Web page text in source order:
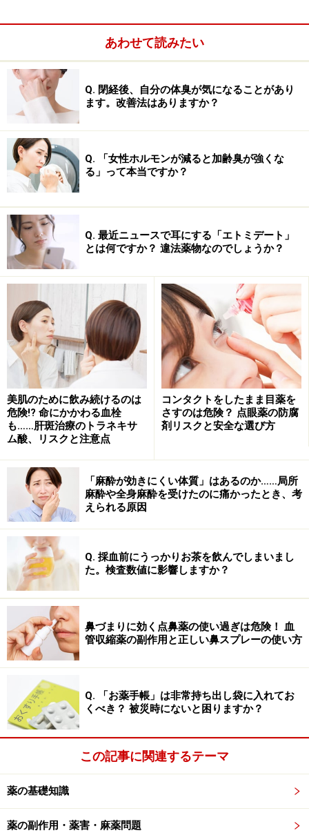
次のページに、コマーシャルなどでよく耳にする製品に
ついてご紹介しています！
※記事内容は執筆時点のものです。最新の内容をご確認くださ
い。
※当サイトにおける医師・医療従事者等による情報の提供は、診
断・治療行為ではありません。診断・治療を必要とする方は、適
切な医療機関での受診をおすすめいたします。記事内容は執筆者
個人の見解によるものであり、全ての方への有効性を保証するも
のではありません。当サイトで提供する情報に基づいて被ったい
かなる損害についても、当社、各ガイド、その他当社と契約した
情報提供者は一切の責任を負いかねます。
免責事項
1/2 次のページへ
あわせて読みたい
Q. 閉経後、自分の体臭が気になることがあり
ます。改善法はありますか？
Q. 「女性ホルモンが減ると加齢臭が強くな
る」って本当ですか？
Q. 最近ニュースで耳にする「エトミデート」
とは何ですか？ 違法薬物なのでしょうか？
美肌のために飲み続けるのは
危険!? 命にかかわる血栓
も……肝斑治療のトラネキサ
ム酸、リスクと注意点
コンタクトをしたまま目薬を
さすのは危険？ 点眼薬の防腐
剤リスクと安全な選び方
「麻酔が効きにくい体質」はあるのか……局所
麻酔や全身麻酔を受けたのに痛かったとき、考
えられる原因
Q. 採血前にうっかりお茶を飲んでしまいまし
た。検査数値に影響しますか？
鼻づまりに効く点鼻薬の使い過ぎは危険！ 血
管収縮薬の副作用と正しい鼻スプレーの使い方
Q. 「お薬手帳」は非常持ち出し袋に入れてお
くべき？ 被災時にないと困りますか？
この記事に関連するテーマ
薬の基礎知識
薬の副作用・薬害・麻薬問題